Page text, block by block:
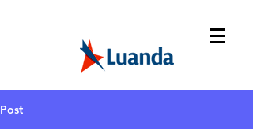
Post